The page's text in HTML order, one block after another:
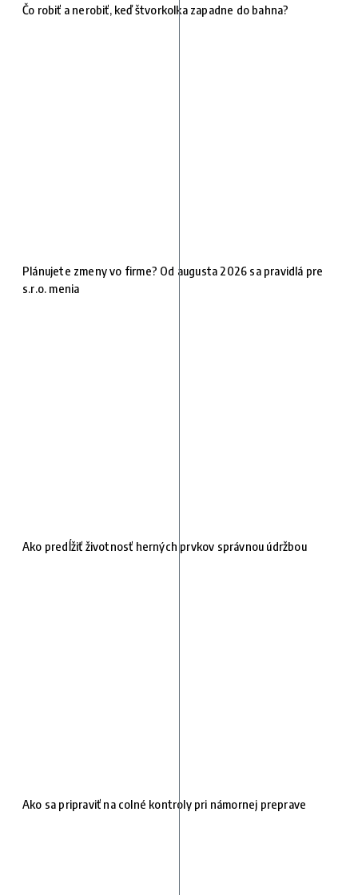
Čo robiť a nerobiť, keď štvorkolka zapadne do bahna?
Plánujete zmeny vo firme? Od augusta 2026 sa pravidlá pre
s.r.o. menia
Ako predĺžiť životnosť herných prvkov správnou údržbou
Ako sa pripraviť na colné kontroly pri námornej preprave